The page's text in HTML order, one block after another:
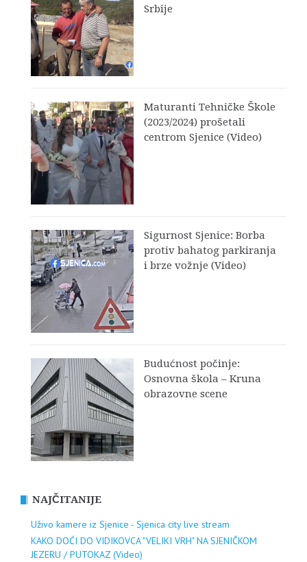
Srbije
Maturanti Tehničke Škole
(2023/2024) prošetali
centrom Sjenice (Video)
Sigurnost Sjenice: Borba
protiv bahatog parkiranja
i brze vožnje (Video)
Budućnost počinje:
Osnovna škola – Kruna
obrazovne scene
NAJČITANIJE
Uživo kamere iz Sjenice - Sjenica city live stream
KAKO DOĆI DO VIDIKOVCA "VELIKI VRH" NA SJENIČKOM
JEZERU / PUTOKAZ (Video)